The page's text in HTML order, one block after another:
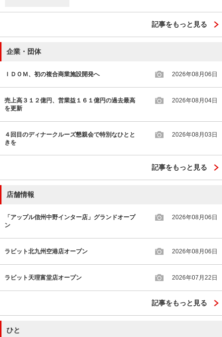
記事をもっと見る
企業・団体
ＩＤＯＭ、初の複合商業施設開発へ 2026年08月06日
売上高３１２億円、営業益１６１億円の過去最高
を更新
2026年08月04日
４回目のディナークルーズ懇親会で特別なひとと
きを
2026年08月03日
記事をもっと見る
店舗情報
「アップル信州中野インター店」グランドオープ
ン
2026年08月06日
ラビット北九州空港店オープン 2026年08月06日
ラビット天理富堂店オープン 2026年07月22日
記事をもっと見る
ひと